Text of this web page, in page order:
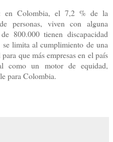
en Colombia, el 7,2 % de la
personas, viven con alguna
800.000 tienen discapacidad
limita al cumplimiento de una
que más empresas en el país
como un motor de equidad,
para Colombia.